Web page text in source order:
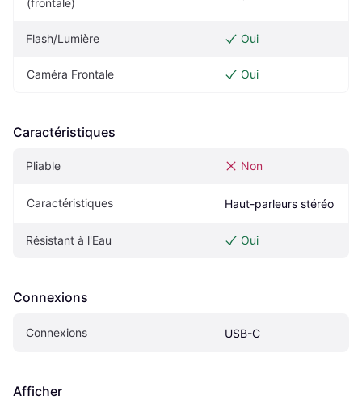
Flash/Lumière Oui
Caméra Frontale Oui
Caractéristiques
Pliable Non
Caractéristiques Haut-parleurs stéréo
Résistant à l'Eau Oui
Connexions
Connexions USB-C
Afficher